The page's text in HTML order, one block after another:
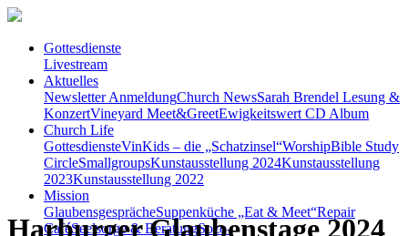
Gottesdienste
Livestream
Aktuelles
Newsletter AnmeldungChurch NewsSarah Brendel Lesung &
KonzertVineyard Meet&GreetEwigkeitswert CD Album
Church Life
GottesdiensteVinKids – die „Schatzinsel“WorshipBible Study
CircleSmallgroupsKunstausstellung 2024Kunstausstellung
2023Kunstausstellung 2022
Mission
GlaubensgesprächeSuppenküche „Eat & Meet“Repair
CaféSeelsorge & BeratungSozo-
Harburger Glaubenstage 2024